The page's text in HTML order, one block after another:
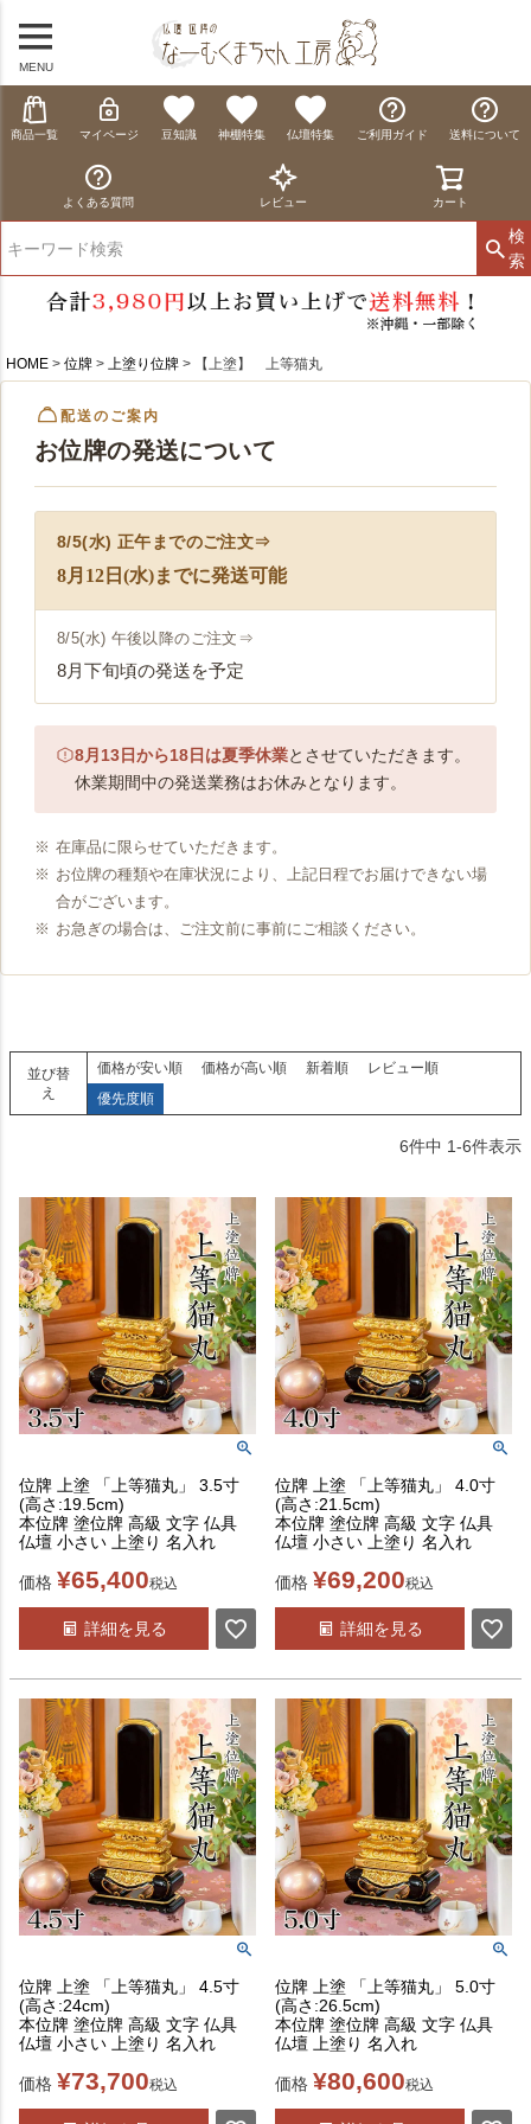
MENU
商品一覧 マイページ 豆知識 神棚特集 仏壇特集 ご利用ガイド 送料について
よくある質問 レビュー カート
検
索
HOME 位牌 上塗り位牌 【上塗】 上等猫丸
配送のご案内
お位牌の発送について
8/5(水) 正午までのご注文⇒
8月12日(水)までに発送可能
8/5(水) 午後以降のご注文⇒
8月下旬頃の発送を予定
8月13日から18日は夏季休業とさせていただきます。
休業期間中の発送業務はお休みとなります。
在庫品に限らせていただきます。
お位牌の種類や在庫状況により、上記日程でお届けできない場
合がございます。
お急ぎの場合は、ご注文前に事前にご相談ください。
並び替
え
価格が安い順 価格が高い順 新着順
レビュー順
優先度順
6件中 1-6件表示
位牌 上塗 「上等猫丸」 3.5寸
(高さ:19.5cm)
本位牌 塗位牌 高級 文字 仏具
仏壇 小さい 上塗り 名入れ
価格 ¥65,400税込
詳細を見る
位牌 上塗 「上等猫丸」 4.0寸
(高さ:21.5cm)
本位牌 塗位牌 高級 文字 仏具
仏壇 小さい 上塗り 名入れ
価格 ¥69,200税込
詳細を見る
位牌 上塗 「上等猫丸」 4.5寸
(高さ:24cm)
本位牌 塗位牌 高級 文字 仏具
仏壇 小さい 上塗り 名入れ
価格 ¥73,700税込
位牌 上塗 「上等猫丸」 5.0寸
(高さ:26.5cm)
本位牌 塗位牌 高級 文字 仏具
仏壇 上塗り 名入れ
価格 ¥80,600税込